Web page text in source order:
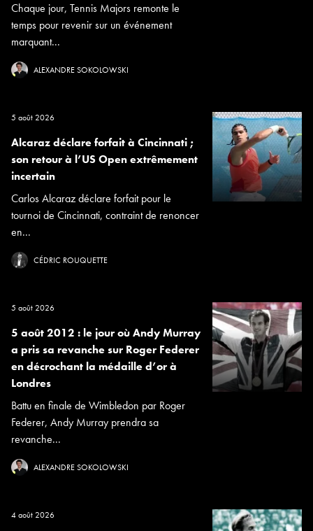
Chaque jour, Tennis Majors remonte le
temps pour revenir sur un événement
marquant...
ALEXANDRE SOKOLOWSKI
5 août 2026
Alcaraz déclare forfait à Cincinnati ;
son retour à l’US Open extrêmement
incertain
Carlos Alcaraz déclare forfait pour le
tournoi de Cincinnati, contraint de renoncer
en...
CÉDRIC ROUQUETTE
5 août 2026
5 août 2012 : le jour où Andy Murray
a pris sa revanche sur Roger Federer
en décrochant la médaille d’or à
Londres
Battu en finale de Wimbledon par Roger
Federer, Andy Murray prendra sa
revanche...
ALEXANDRE SOKOLOWSKI
4 août 2026